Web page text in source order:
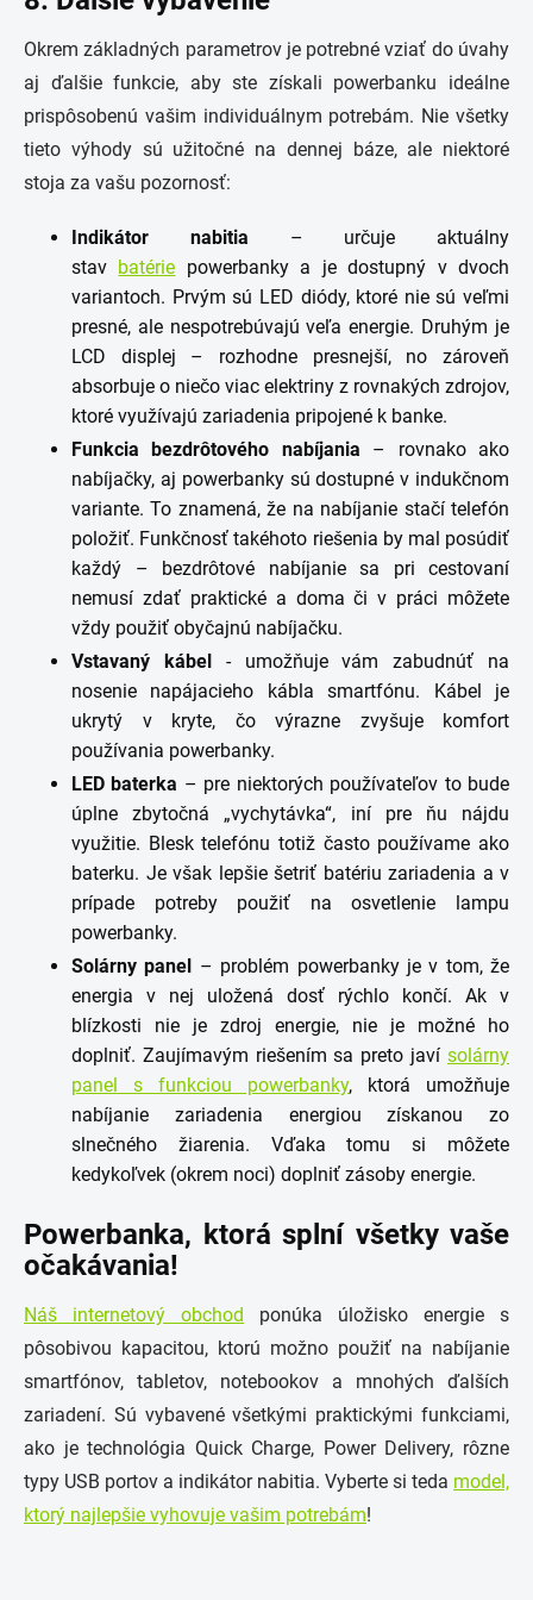
Okrem základných parametrov je potrebné vziať do úvahy
aj ďalšie funkcie, aby ste získali powerbanku ideálne
prispôsobenú vašim individuálnym potrebám. Nie všetky
tieto výhody sú užitočné na dennej báze, ale niektoré
stoja za vašu pozornosť:
Indikátor nabitia
– určuje aktuálny
stav batérie powerbanky a je dostupný v dvoch
variantoch. Prvým sú LED diódy, ktoré nie sú veľmi
presné, ale nespotrebúvajú veľa energie. Druhým je
LCD displej – rozhodne presnejší, no zároveň
absorbuje o niečo viac elektriny z rovnakých zdrojov,
ktoré využívajú zariadenia pripojené k banke.
Funkcia bezdrôtového nabíjania
– rovnako ako
nabíjačky, aj powerbanky sú dostupné v indukčnom
variante. To znamená, že na nabíjanie stačí telefón
položiť. Funkčnosť takéhoto riešenia by mal posúdiť
každý – bezdrôtové nabíjanie sa pri cestovaní
nemusí zdať praktické a doma či v práci môžete
vždy použiť obyčajnú nabíjačku.
Vstavaný kábel
- umožňuje vám zabudnúť na
nosenie napájacieho kábla smartfónu. Kábel je
ukrytý v kryte, čo výrazne zvyšuje komfort
používania powerbanky.
LED baterka – pre niektorých používateľov to bude
úplne zbytočná „vychytávka“, iní pre ňu nájdu
využitie. Blesk telefónu totiž často používame ako
baterku. Je však lepšie šetriť batériu zariadenia a v
prípade potreby použiť na osvetlenie lampu
powerbanky.
Solárny panel – problém powerbanky je v tom, že
energia v nej uložená dosť rýchlo končí. Ak v
blízkosti nie je zdroj energie, nie je možné ho
doplniť. Zaujímavým riešením sa preto javí solárny
panel s funkciou powerbanky, ktorá umožňuje
nabíjanie zariadenia energiou získanou zo
slnečného žiarenia. Vďaka tomu si môžete
kedykoľvek (okrem noci) doplniť zásoby energie.
Powerbanka, ktorá splní všetky vaše
očakávania!
Náš internetový obchod ponúka úložisko energie s
pôsobivou kapacitou, ktorú možno použiť na nabíjanie
smartfónov, tabletov, notebookov a mnohých ďalších
zariadení. Sú vybavené všetkými praktickými funkciami,
ako je technológia Quick Charge, Power Delivery, rôzne
typy USB portov a indikátor nabitia. Vyberte si teda model,
ktorý najlepšie vyhovuje vašim potrebám!